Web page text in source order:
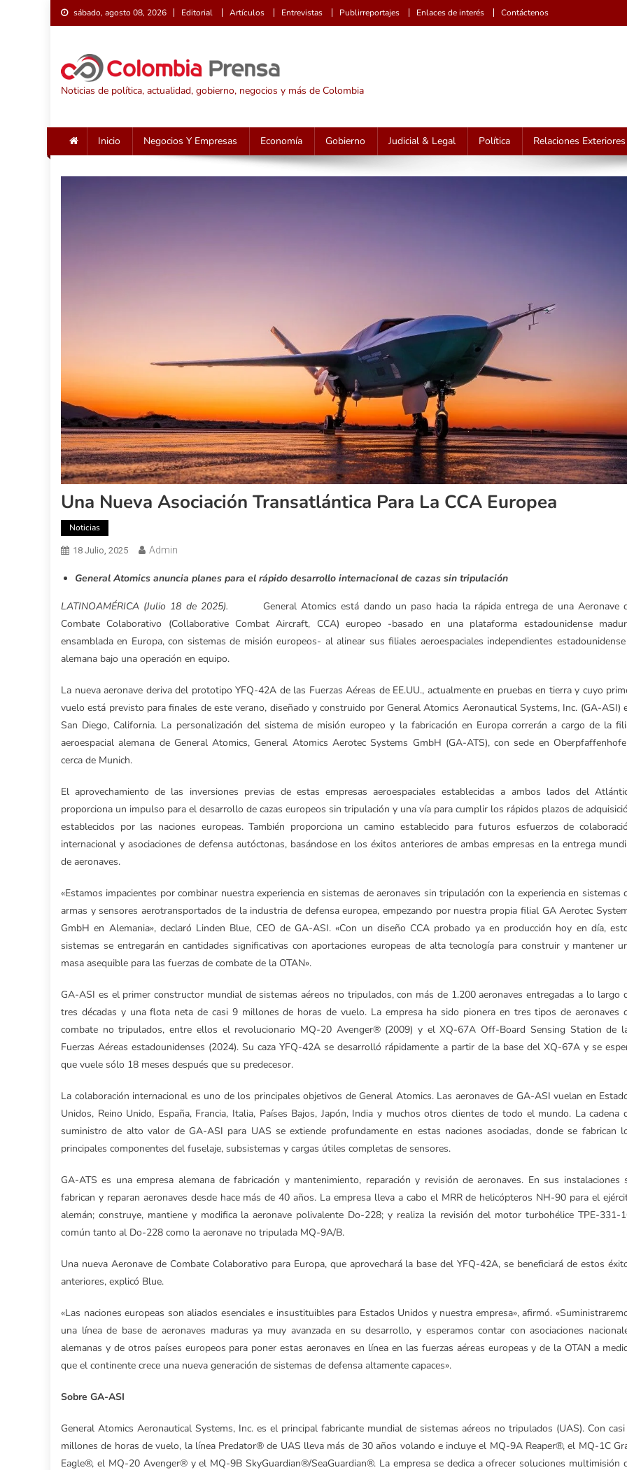
Saltar
al
sábado, agosto 08, 2026 Editorial Artículos Entrevistas Publirreportajes Enlaces de interés Contáctenos
Noticias de política, actualidad, gobierno, negocios y más de Colombia
Inicio Negocios Y Empresas Economía Gobierno Judicial & Legal Política Relaciones Exteriores
Una Nueva Asociación Transatlántica Para La CCA Europea
Noticias
18 Julio, 2025 Admin
General Atomics anuncia planes para el rápido desarrollo internacional de cazas sin tripulación
LATINOAMÉRICA (Julio 18 de 2025). General Atomics está dando un paso hacia la rápida entrega de una Aeronave
Combate Colaborativo (Collaborative Combat Aircraft, CCA) europeo -basado en una plataforma estadounidense
ensamblada en Europa, con sistemas de misión europeos- al alinear sus filiales aeroespaciales independientes
alemana bajo una operación en equipo.
La nueva aeronave deriva del prototipo YFQ-42A de las Fuerzas Aéreas de EE.UU., actualmente en pruebas en tierra y cuyo
vuelo está previsto para finales de este verano, diseñado y construido por General Atomics Aeronautical Systems, Inc. (GA-ASI)
San Diego, California. La personalización del sistema de misión europeo y la fabricación en Europa correrán a cargo de la
aeroespacial alemana de General Atomics, General Atomics Aerotec Systems GmbH (GA-ATS), con sede en
cerca de Munich.
El aprovechamiento de las inversiones previas de estas empresas aeroespaciales establecidas a ambos lados del
proporciona un impulso para el desarrollo de cazas europeos sin tripulación y una vía para cumplir los rápidos plazos de
establecidos por las naciones europeas. También proporciona un camino establecido para futuros esfuerzos de
internacional y asociaciones de defensa autóctonas, basándose en los éxitos anteriores de ambas empresas en la entrega
de aeronaves.
«Estamos impacientes por combinar nuestra experiencia en sistemas de aeronaves sin tripulación con la experiencia en sistemas
armas y sensores aerotransportados de la industria de defensa europea, empezando por nuestra propia filial GA Aerotec
GmbH en Alemania», declaró Linden Blue, CEO de GA-ASI. «Con un diseño CCA probado ya en producción hoy en día,
sistemas se entregarán en cantidades significativas con aportaciones europeas de alta tecnología para construir y mantener
masa asequible para las fuerzas de combate de la OTAN».
GA-ASI es el primer constructor mundial de sistemas aéreos no tripulados, con más de 1.200 aeronaves entregadas a lo largo
tres décadas y una flota neta de casi 9 millones de horas de vuelo. La empresa ha sido pionera en tres tipos de aeronaves
combate no tripulados, entre ellos el revolucionario MQ-20 Avenger® (2009) y el XQ-67A Off-Board Sensing Station de
Fuerzas Aéreas estadounidenses (2024). Su caza YFQ-42A se desarrolló rápidamente a partir de la base del XQ-67A y se
que vuele sólo 18 meses después que su predecesor.
La colaboración internacional es uno de los principales objetivos de General Atomics. Las aeronaves de GA-ASI vuelan en
Unidos, Reino Unido, España, Francia, Italia, Países Bajos, Japón, India y muchos otros clientes de todo el mundo. La cadena
suministro de alto valor de GA-ASI para UAS se extiende profundamente en estas naciones asociadas, donde se fabrican
principales componentes del fuselaje, subsistemas y cargas útiles completas de sensores.
GA-ATS es una empresa alemana de fabricación y mantenimiento, reparación y revisión de aeronaves. En sus instalaciones
fabrican y reparan aeronaves desde hace más de 40 años. La empresa lleva a cabo el MRR de helicópteros NH-90 para el
alemán; construye, mantiene y modifica la aeronave polivalente Do-228; y realiza la revisión del motor turbohélice TPE-331-
común tanto al Do-228 como la aeronave no tripulada MQ-9A/B.
Una nueva Aeronave de Combate Colaborativo para Europa, que aprovechará la base del YFQ-42A, se beneficiará de estos
anteriores, explicó Blue.
«Las naciones europeas son aliados esenciales e insustituibles para Estados Unidos y nuestra empresa», afirmó.
una línea de base de aeronaves maduras ya muy avanzada en su desarrollo, y esperamos contar con asociaciones
alemanas y de otros países europeos para poner estas aeronaves en línea en las fuerzas aéreas europeas y de la OTAN a
que el continente crece una nueva generación de sistemas de defensa altamente capaces».
Sobre GA-ASI
General Atomics Aeronautical Systems, Inc. es el principal fabricante mundial de sistemas aéreos no tripulados (UAS). Con
millones de horas de vuelo, la línea Predator® de UAS lleva más de 30 años volando e incluye el MQ-9A Reaper®, el MQ-1C
Eagle®, el MQ-20 Avenger® y el MQ-9B SkyGuardian®/SeaGuardian®. La empresa se dedica a ofrecer soluciones multimisión